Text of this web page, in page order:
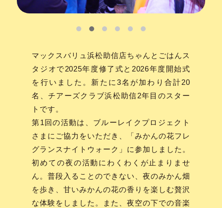
マックスバリュ浜松助信店ちゃんとごはんス
タジオで2025年度修了式と2026年度開始式
を行いました。新たに3名が加わり合計20
名、チアーズクラブ浜松助信2年目のスター
トです。
第1回の活動は、ブルーレイクプロジェクト
さまにご協力をいただき、「みかんの花フレ
グランスナイトウォーク」に参加しました。
初めての夜の活動にわくわくが止まりませ
ん。普段入ることのできない、夜のみかん畑
を歩き、甘いみかんの花の香りを楽しむ贅沢
な体験をしました。また、夜空の下での音楽